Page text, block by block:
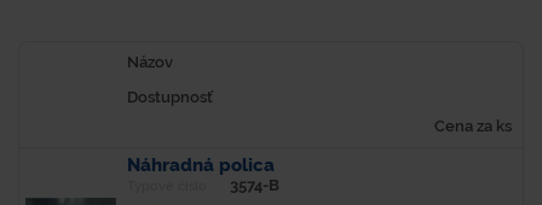
Názov
Dostupnosť
Cena za ks
Náhradná polica
3574-B